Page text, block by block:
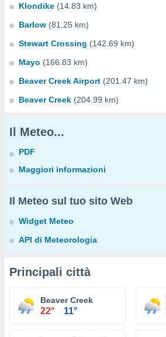
Klondike (14.83 km)
Barlow (81.25 km)
Stewart Crossing (142.69 km)
Mayo (166.83 km)
Beaver Creek Airport (201.47 km)
Beaver Creek (204.99 km)
Il Meteo...
PDF
Maggiori informazioni
Il Meteo sul tuo sito Web
Widget Meteo
API di Meteorologia
Principali città
Beaver Creek
22° 11°